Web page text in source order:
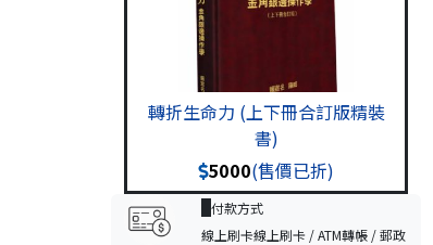
轉折生命力 (上下冊合訂版精裝
書)
5000(售價已折)
付款方式
線上刷卡線上刷卡 / ATM轉帳 / 郵政